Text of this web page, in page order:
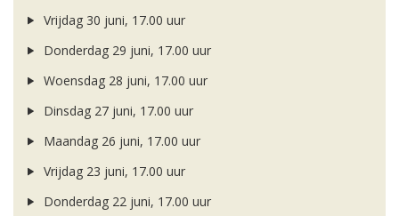
Vrijdag 30 juni, 17.00 uur
Donderdag 29 juni, 17.00 uur
Woensdag 28 juni, 17.00 uur
Dinsdag 27 juni, 17.00 uur
Maandag 26 juni, 17.00 uur
Vrijdag 23 juni, 17.00 uur
Donderdag 22 juni, 17.00 uur